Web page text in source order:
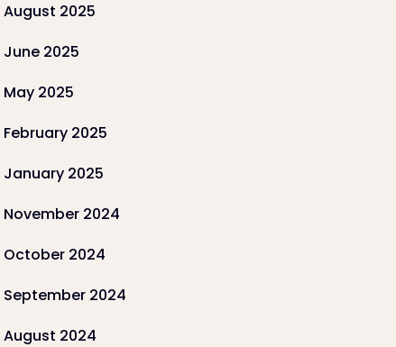
August 2025
June 2025
May 2025
February 2025
January 2025
November 2024
October 2024
September 2024
August 2024